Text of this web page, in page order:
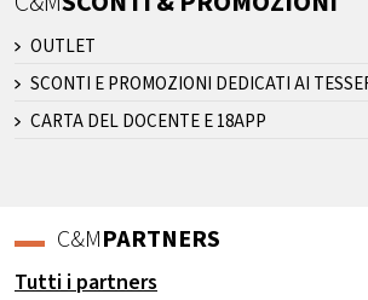
OUTLET
SCONTI E PROMOZIONI DEDICATI AI
CARTA DEL DOCENTE E 18APP
C&MPARTNERS
Tutti i partners